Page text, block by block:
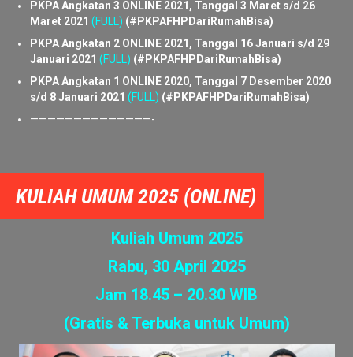
2021(FULL)(#PKPAFHPDariRumahBisa)
PKPA Angkatan 4 ONLINE 2021, Tanggal 3 Mei s/d 4 Juni
2021(FULL)(#PKPAFHPDariRumahBisa)
PKPA Angkatan 3 ONLINE 2021, Tanggal 3 Maret s/d 26
Maret 2021(FULL)(#PKPAFHPDariRumahBisa)
PKPA Angkatan 2 ONLINE 2021, Tanggal 16 Januari s/d 29
Januari 2021(FULL)(#PKPAFHPDariRumahBisa)
——————————————-
KULIAH UMUM 2025 (ONLINE)
Kuliah Umum 2025
Rabu, 30 April 2025